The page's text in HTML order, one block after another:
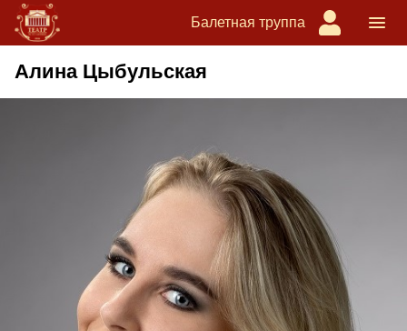
Балетная труппа
Алина Цыбульская